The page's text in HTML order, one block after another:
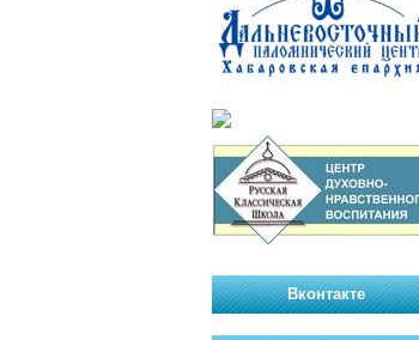
Вконтакте